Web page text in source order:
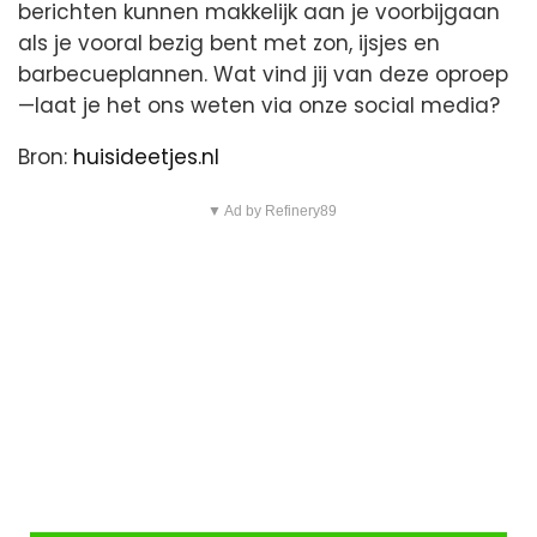
berichten kunnen makkelijk aan je voorbijgaan
als je vooral bezig bent met zon, ijsjes en
barbecueplannen. Wat vind jij van deze oproep
—laat je het ons weten via onze social media?
Bron: huisideetjes.nl
▼ Ad by Refinery89